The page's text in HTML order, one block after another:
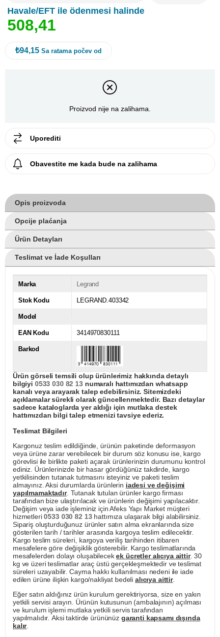
Havale/EFT ile ödenmesi halinde
508,41
₺94,15 Sa ratama počev od
Proizvod nije na zalihama.
Uporediti
Obavestite me kada bude na zalihama
Opis proizvoda
Opcije plaćanja
Ürün Detayları
Teslimat ve İade Koşulları
Marka Legrand
Stok Kodu LEGRAND.403342
Model
EAN Kodu 3414970830111
Barkod
Ürün görseli temsili olup ürünlerimiz hakkında detaylı
bilgiyi 0533 030 82 13numaralı hattımızdan whatsapp
kanalı veya arayarak talep edebilirsiniz. Sitemizdeki
açıklamalar sürekli olarak güncellenmektedir. Bazı detaylar
sadece kataloglarda yer aldığı için mutlaka destek
hattımızdan bilgi talep etmenizi tavsiye ederiz.
Teslimat Bilgileri
Kargonuz teslim edildiğinde, ürünün paketinde deformasyon
veya ürüne zarar verebilecek bir durum söz konusu ise, kargo
görevlisi ile birlikte paketi açarak ürünlerinizin durumunu kontrol
ediniz. Ürünlerinizde bir hasar gördüğünüz takdirde, kargo
yetkilisinden tutanak tutmasını isteyiniz ve paketi teslim
almayınız. Aksi durumlarda ürünlerin iadesi ve değişimi
yapılmamaktadır. Tutanak tutulan ürünler kargo firması
tarafından bize ulaştırılacak ve ürünlerin değişimi yapılacaktır.
Değişim veya iade işleminiz için Afeks Yapı Market müşteri
hizmetleri0533 030 82 13hattımıza ulaşarak bilgi alabilirsiniz.
Sipariş oluşturduğunuz ürünler satın alma ekranlarında size
gösterilen tarih / tarihler arasında kargoya teslim edilecektir.
Kargo teslim süreleri, kargoya veriliş tarihinden itibaren
mesafelere göre değişiklik gösterebilir. Kargo teslimatlarında
mesafelerden dolayı oluşabilecekek ücretler alıcıya aittir. 30
kg ve üzeri teslimatlar araç üstü gerçekleşmektedir ve teslimat
süreleri uzayabilir. Cayma hakkı kullanılması nedeni ile iade
edilen ürüne ilişkin kargo/nakliyat bedeli alıcıya aittir.
Eğer satın aldığınız ürün kurulum gerektiriyorsa, size en yakın
yetkili servisi arayın. Ürünün kutusunun (ambalajının) açılması
ve kurulum işlemi mutlaka yetkili servis tarafından
yapılmalıdır. Aksi taktirde ürününüz garanti kapsamı dışında
kalır.